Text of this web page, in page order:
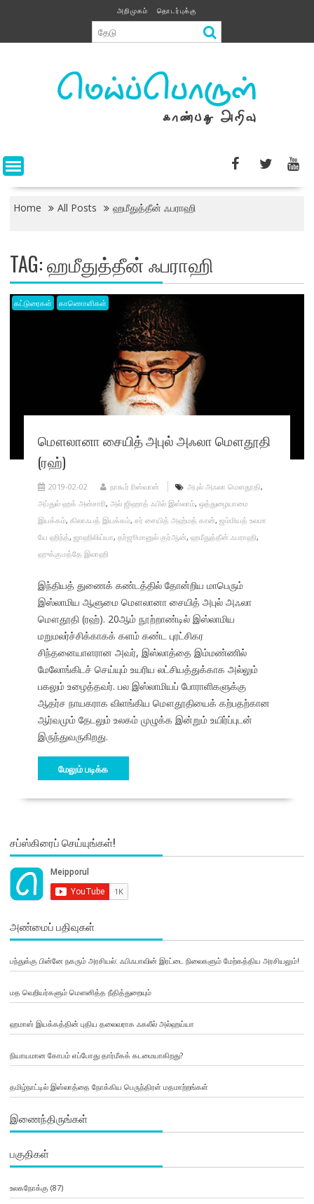
content
அறிமுகம் தொடர்புக்கு
Home All Posts ஹமீதுத்தீன் ஃபராஹி
TAG:ஹமீதுத்தீன் ஃபராஹி
கட்டுரைகள் காணொளிகள்
மௌலானா சையித் அபுல் அஃலா மௌதூதி
(ரஹ்)
2019-02-02 நாகூர் ரிஸ்வான் அபுல் அஃலா மௌதூதி,
அப்துல் ஹக் அன்சாரி, அல் ஜிஹாத் ஃபில் இஸ்லாம், ஒத்துழையாமை
இயக்கம், கிலாஃபத் இயக்கம், சர் சையித் அஹ்மத் கான், ஜம்மியத் உலமா
யே ஹிந்த், ஜாஹிலிய்யா, தர்ஜூமானுல் குர்ஆன், ஹமீதுத்தீன் ஃபராஹி,
ஹுக்குமத்தே இலாஹி
இந்தியத் துணைக் கண்டத்தில் தோன்றிய மாபெரும்
இஸ்லாமிய ஆளுமை மௌலானா சையித் அபுல் அஃலா
மௌதூதி (ரஹ்). 20ஆம் நூற்றாண்டில் இஸ்லாமிய
மறுமலர்ச்சிக்காகக் களம் கண்ட புரட்சிகர
சிந்தனையாளரான அவர், இஸ்லாத்தை இம்மண்ணில்
மேலோங்கிடச் செய்யும் உயரிய லட்சியத்துக்காக அல்லும்
பகலும் உழைத்தவர். பல இஸ்லாமியப் போராளிகளுக்கு
ஆதர்ச நாயகராக விளங்கிய மௌதூதியைக் கற்பதற்கான
ஆர்வமும் தேடலும் உலகம் முழுக்க இன்றும் உயிர்ப்புடன்
இருந்துவருகிறது.
மேலும் படிக்க
சப்ஸ்கிரைப் செய்யுங்கள்!
அண்மைப் பதிவுகள்
பந்துக்கு பின்னே நகரும் அரசியல்: ஃபிஃபாவின் இரட்டை நிலைகளும் மேற்கத்திய அரசியலும்!
மத வெறியர்களும் மௌனித்த நீதித்துறையும்
ஹமாஸ் இயக்கத்தின் புதிய தலைவராக ஃகலீல் அல்ஹய்யா
நியாயமான கோபம் எப்போது தார்மீகக் கடமையாகிறது?
தமிழ்நாட்டில் இஸ்லாத்தை நோக்கிய பெருந்திரள் மதமாற்றங்கள்
இணைந்திருங்கள்
பகுதிகள்
உலகநோக்கு (87)